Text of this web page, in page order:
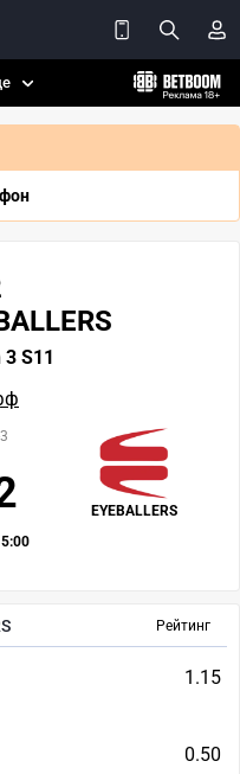
Рейтинг
1.15
0.50
3 S11
EYEBALLERS